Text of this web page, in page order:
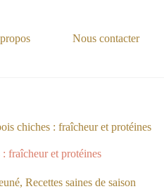
Nous contacter
chiches : fraîcheur et protéines
fraîcheur et protéines
, Recettes saines de saison